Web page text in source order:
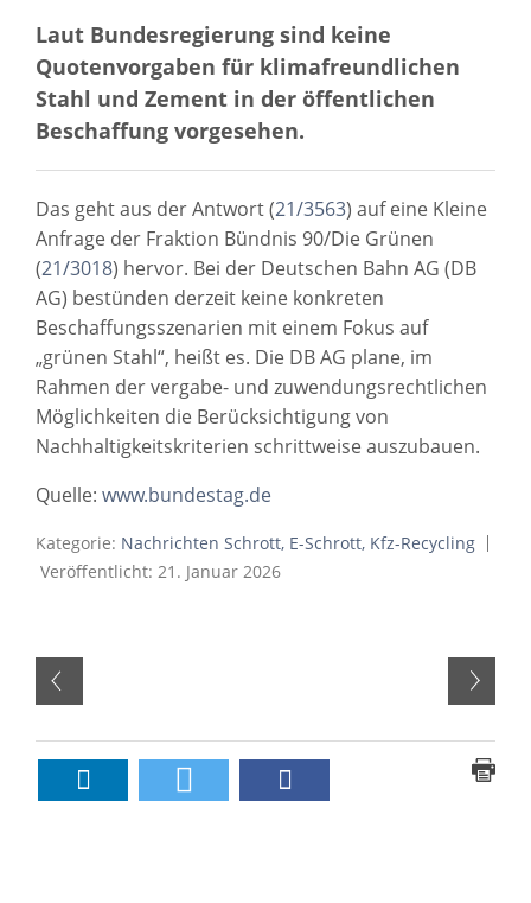
Laut Bundesregierung sind keine
Quotenvorgaben für klimafreundlichen
Stahl und Zement in der öffentlichen
Beschaffung vorgesehen.
Das geht aus der Antwort (21/3563) auf eine Kleine
Anfrage der Fraktion Bündnis 90/Die Grünen
(21/3018) hervor. Bei der Deutschen Bahn AG (DB
AG) bestünden derzeit keine konkreten
Beschaffungsszenarien mit einem Fokus auf
„grünen Stahl“, heißt es. Die DB AG plane, im
Rahmen der vergabe- und zuwendungsrechtlichen
Möglichkeiten die Berücksichtigung von
Nachhaltigkeitskriterien schrittweise auszubauen.
Quelle: www.bundestag.de
Kategorie: Nachrichten Schrott, E-Schrott, Kfz-Recycling
Veröffentlicht: 21. Januar 2026